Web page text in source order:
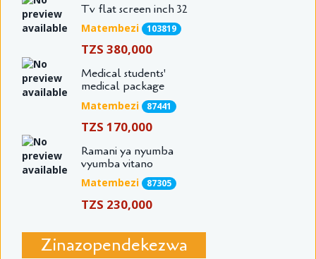
Tv flat screen inch 32
Matembezi 103819
TZS 380,000
Medical students'
medical package
Matembezi 87441
TZS 170,000
Ramani ya nyumba
vyumba vitano
Matembezi 87305
TZS 230,000
Zinazopendekezwa